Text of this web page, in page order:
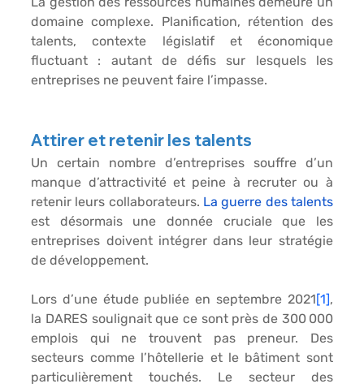
domaine complexe. Planification, rétention des
talents, contexte législatif et économique
fluctuant : autant de défis sur lesquels les
entreprises ne peuvent faire l’impasse.
Attirer et retenir les talents
Un certain nombre d’entreprises souffre d’un
manque d’attractivité et peine à recruter ou à
retenir leurs collaborateurs. La guerre des talents
est désormais une donnée cruciale que les
entreprises doivent intégrer dans leur stratégie
de développement.
Lors d’une étude publiée en septembre 2021[1],
la DARES soulignait que ce sont près de 300 000
emplois qui ne trouvent pas preneur. Des
secteurs comme l’hôtellerie et le bâtiment sont
particulièrement touchés. Le secteur des